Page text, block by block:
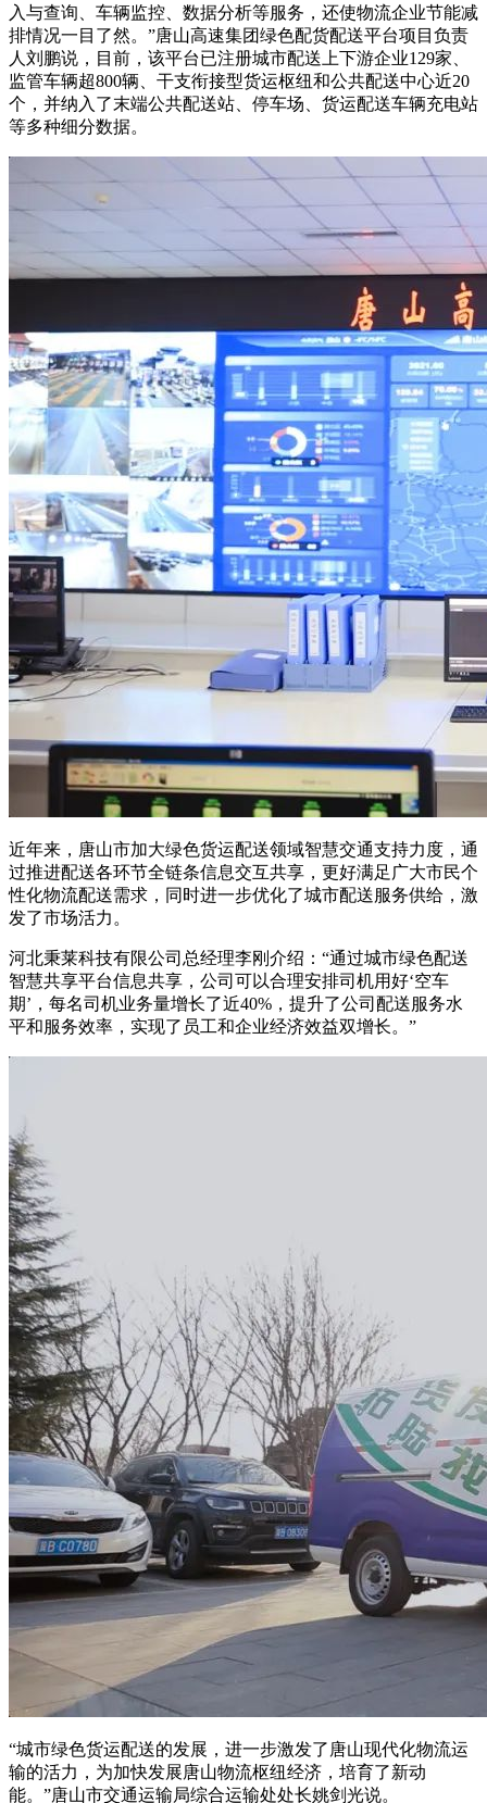
入与查询、车辆监控、数据分析等服务，还使物流企业节能减
排情况一目了然。”唐山高速集团绿色配货配送平台项目负责
人刘鹏说，目前，该平台已注册城市配送上下游企业129家、
监管车辆超800辆、干支衔接型货运枢纽和公共配送中心近20
个，并纳入了末端公共配送站、停车场、货运配送车辆充电站
等多种细分数据。
近年来，唐山市加大绿色货运配送领域智慧交通支持力度，通
过推进配送各环节全链条信息交互共享，更好满足广大市民个
性化物流配送需求，同时进一步优化了城市配送服务供给，激
发了市场活力。
河北秉莱科技有限公司总经理李刚介绍：“通过城市绿色配送
智慧共享平台信息共享，公司可以合理安排司机用好‘空车
期’，每名司机业务量增长了近40%，提升了公司配送服务水
平和服务效率，实现了员工和企业经济效益双增长。”
“城市绿色货运配送的发展，进一步激发了唐山现代化物流运
输的活力，为加快发展唐山物流枢纽经济，培育了新动
能。”唐山市交通运输局综合运输处处长姚剑光说。